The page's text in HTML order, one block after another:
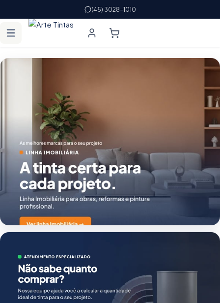
(45) 3028-1010
Arte Tintas — tintas, cores e acessórios